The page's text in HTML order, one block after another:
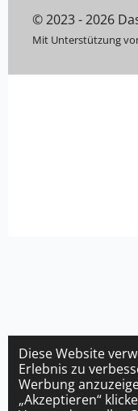
Diese Website
Erlebnis zu
Werbung
„Akzeptieren“
© 2023 - 2026
Mit Unterstützung